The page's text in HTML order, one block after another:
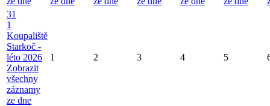
31
1
Koupaliště
Starkoč -
léto 2026
Zobrazit
všechny
záznamy
ze dne
1 2 3 4 5